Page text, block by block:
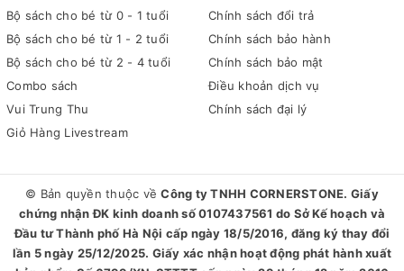
Bộ sách cho bé từ 0 - 1 tuổi
Bộ sách cho bé từ 1 - 2 tuổi
Bộ sách cho bé từ 2 - 4 tuổi
Combo sách
Vui Trung Thu
Giỏ Hàng Livestream
Chính sách đổi trả
Chính sách bảo hành
Chính sách bảo mật
Điều khoản dịch vụ
Chính sách đại lý
© Bản quyền thuộc vềCông ty TNHH CORNERSTONE. Giấy
chứng nhận ĐK kinh doanh số 0107437561 do Sở Kế hoạch và
Đầu tư Thành phố Hà Nội cấp ngày 18/5/2016, đăng ký thay đổi
lần 5 ngày 25/12/2025. Giấy xác nhận hoạt động phát hành xuất